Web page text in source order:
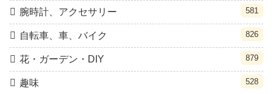
腕時計、アクセサリー 581
自転車、車、バイク 826
花・ガーデン・DIY 879
趣味 528